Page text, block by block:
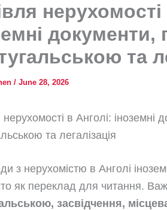
нерухомості
документи,
та
/ June 28, 2026
нерухомості в Анголі: іноземні
та легалізація
з нерухомістю в Анголі
як переклад для читання.
засвідчення,